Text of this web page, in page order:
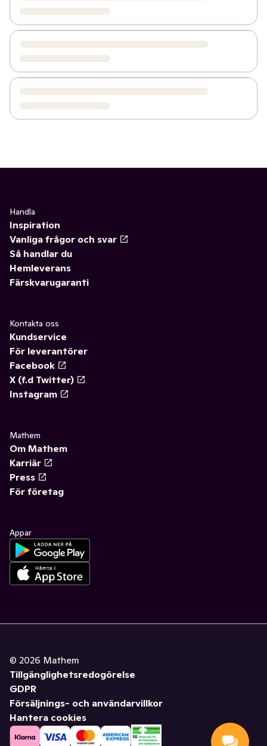
Handla
Inspiration
Vanliga frågor och svar
Så handlar du
Hemleverans
Färskvarugaranti
Kontakta oss
Kundservice
För leverantörer
Facebook
X (f.d Twitter)
Instagram
Mathem
Om Mathem
Karriär
Press
För företag
Appar
© 2026 Mathem
Tillgänglighetsredogörelse
GDPR
Försäljnings- och användarvillkor
Hantera cookies